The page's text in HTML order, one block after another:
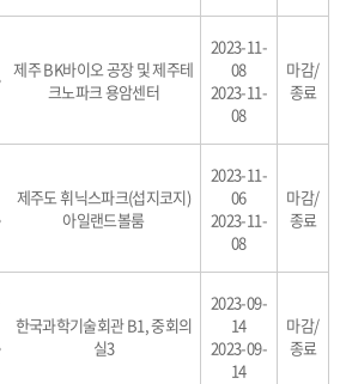
제주 BK바이오 공장 및 제주테
크노파크 용암센터
2023-11-
08
2023-11-
08
마감/
종료
제주도 휘닉스파크(섭지코지)
아일랜드볼룸
2023-11-
06
2023-11-
08
마감/
종료
한국과학기술회관 B1, 중회의
실3
2023-09-
14
2023-09-
14
마감/
종료